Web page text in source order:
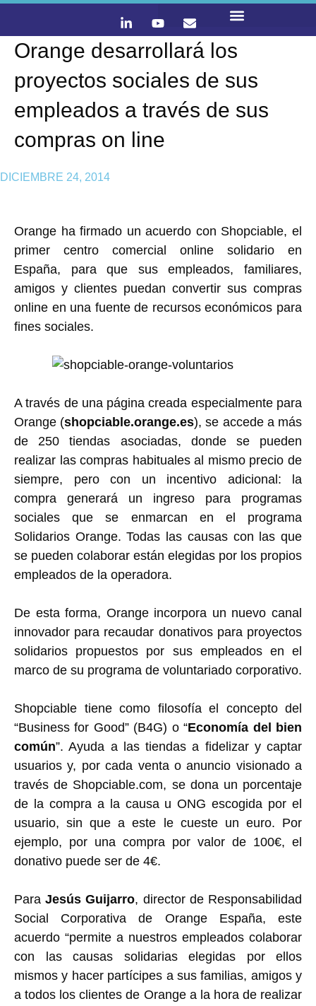
Orange desarrollará los
proyectos sociales de sus
empleados a través de sus
compras on line
DICIEMBRE 24, 2014
Orange ha firmado un acuerdo con Shopciable, el
primer centro comercial online solidario en
España, para que sus empleados, familiares,
amigos y clientes puedan convertir sus compras
online en una fuente de recursos económicos para
fines sociales.
A través de una página creada especialmente para
Orange (shopciable.orange.es), se accede a más
de 250 tiendas asociadas, donde se pueden
realizar las compras habituales al mismo precio de
siempre, pero con un incentivo adicional: la
compra generará un ingreso para programas
sociales que se enmarcan en el programa
Solidarios Orange. Todas las causas con las que
se pueden colaborar están elegidas por los propios
empleados de la operadora.
De esta forma, Orange incorpora un nuevo canal
innovador para recaudar donativos para proyectos
solidarios propuestos por sus empleados en el
marco de su programa de voluntariado corporativo.
Shopciable tiene como filosofía el concepto del
“Business for Good” (B4G) o “Economía del bien
común”. Ayuda a las tiendas a fidelizar y captar
usuarios y, por cada venta o anuncio visionado a
través de Shopciable.com, se dona un porcentaje
de la compra a la causa u ONG escogida por el
usuario, sin que a este le cueste un euro. Por
ejemplo, por una compra por valor de 100€, el
donativo puede ser de 4€.
ParaJesús Guijarro, director de Responsabilidad
Social Corporativa de Orange España, este
acuerdo “permite a nuestros empleados colaborar
con las causas solidarias elegidas por ellos
mismos y hacer partícipes a sus familias, amigos y
a todos los clientes de Orange a la hora de realizar